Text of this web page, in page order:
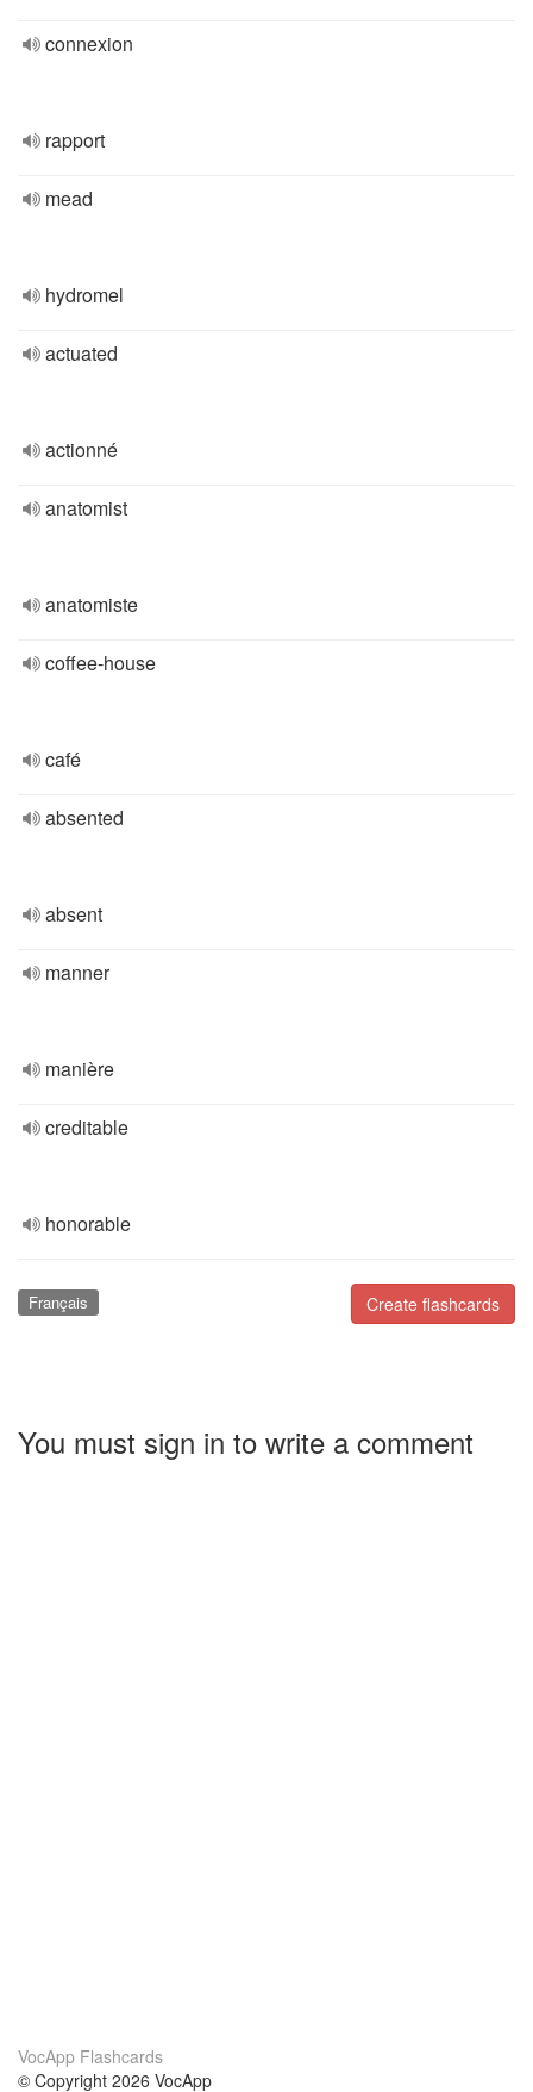
connexion
rapport
mead
hydromel
actuated
actionné
anatomist
anatomiste
coffee-house
café
absented
absent
manner
manière
creditable
honorable
Create flashcards
Français
You must sign in to write a comment
VocApp Flashcards
© Copyright 2026 VocApp